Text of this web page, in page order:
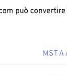
può
MST A